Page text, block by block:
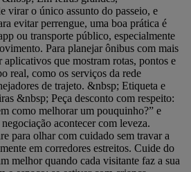
virar o único assunto do passeio, e
evitar perrengue, uma boa prática é
ou transporte público, especialmente
Para planejar ônibus com mais
aplicativos que mostram rotas, pontos e
real, como os serviços da rede
de trajeto. &nbsp; Etiqueta e
&nbsp; Peça desconto com respeito:
como melhorar um pouquinho?” e
acontecer com leveza.
para olhar com cuidado sem travar a
em corredores estreitos. Cuide do
melhor quando cada visitante faz a sua